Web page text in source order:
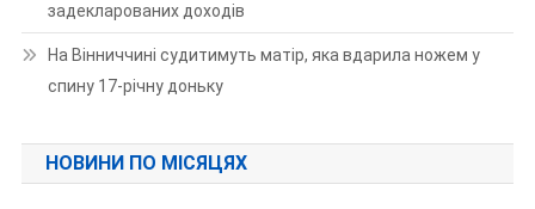
задекларованих доходів
На Вінниччині судитимуть матір, яка вдарила ножем у
спину 17-річну доньку
НОВИНИ ПО МІСЯЦЯХ